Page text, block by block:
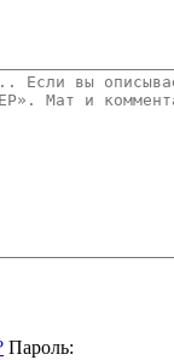
Пароль: